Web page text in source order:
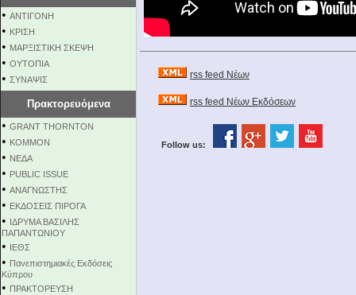
• ΑΝΤΙΓΟΝΗ
• ΚΡΙΣΗ
• ΜΑΡΞΙΣΤΙΚΗ ΣΚΕΨΗ
• ΟΥΤΟΠΙΑ
• ΣΥΝΑΨΙΣ
Πρακτορευόμενα
• GRANT THORNTON
• KOMMON
• NEΔΑ
• PUBLIC ISSUE
• ΑΝΑΓΝΩΣΤΗΣ
• ΕΚΔΟΣΕΙΣ ΠΙΡΟΓΑ
• ΙΔΡΥΜΑ ΒΑΣΙΛΗΣ
ΠΑΠΑΝΤΩΝΙΟΥ
• ΙΕΘΣ
• Πανεπιστημιακές Εκδόσεις
Κύπρου
• ΠΡΑΚΤΟΡΕΥΣΗ
rss feed Νέων
rss feed Νέων Εκδόσεων
Follow us: